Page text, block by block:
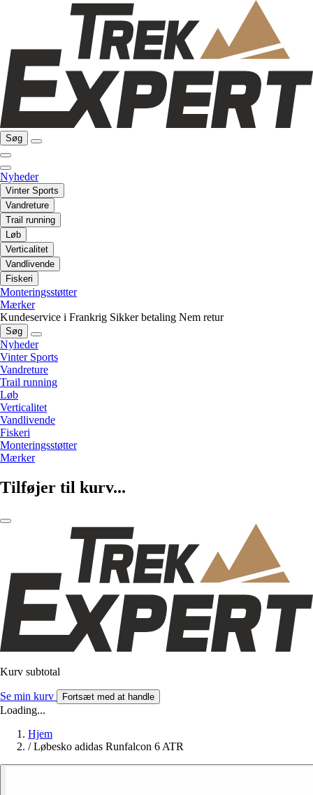
Søg
Nyheder
Vinter Sports
Vandreture
Trail running
Løb
Verticalitet
Vandlivende
Fiskeri
Monteringsstøtter
Mærker
Kundeservice i Frankrig Sikker betaling Nem retur
Søg
Nyheder
Vinter Sports
Vandreture
Trail running
Løb
Verticalitet
Vandlivende
Fiskeri
Monteringsstøtter
Mærker
Tilføjer til kurv...
Kurv subtotal
Se min kurv Fortsæt med at handle
Loading...
Hjem
/ Løbesko adidas Runfalcon 6 ATR